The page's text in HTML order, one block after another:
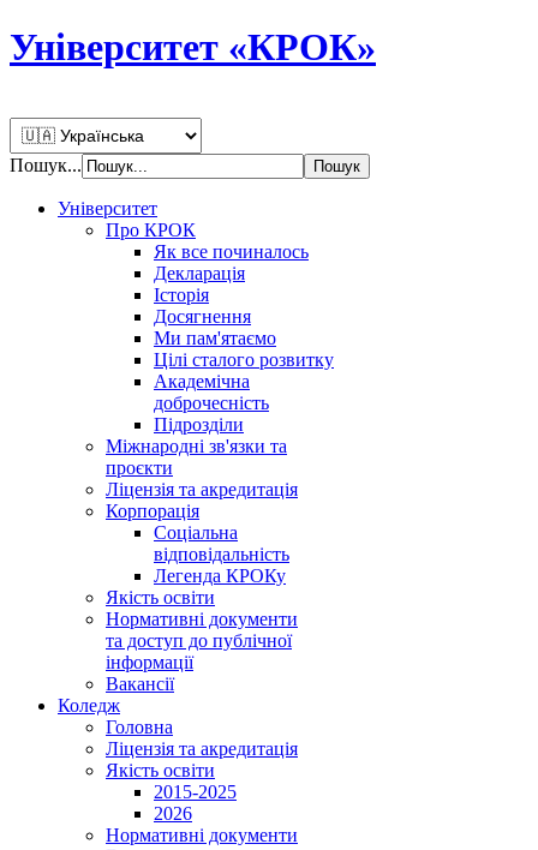
Університет «КРОК»
Пошук...
Університет
Про КРОК
Як все починалось
Декларація
Історія
Досягнення
Ми пам'ятаємо
Цілі сталого розвитку
Академічна
доброчесність
Підрозділи
Міжнародні зв'язки та
проєкти
Ліцензія та акредитація
Корпорація
Соціальна
відповідальність
Легенда КРОКу
Якість освіти
Нормативні документи
та доступ до публічної
інформації
Вакансії
Коледж
Головна
Ліцензія та акредитація
Якість освіти
2015-2025
2026
Нормативні документи